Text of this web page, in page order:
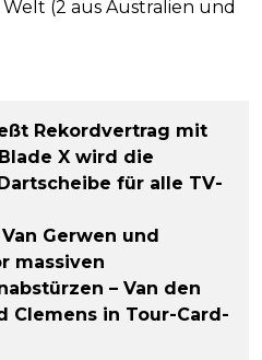
(2 aus Australien und
Rekordvertrag mit
X wird die
für alle TV-
Van Gerwen und
massiven
– Van den
Clemens in Tour-Card-